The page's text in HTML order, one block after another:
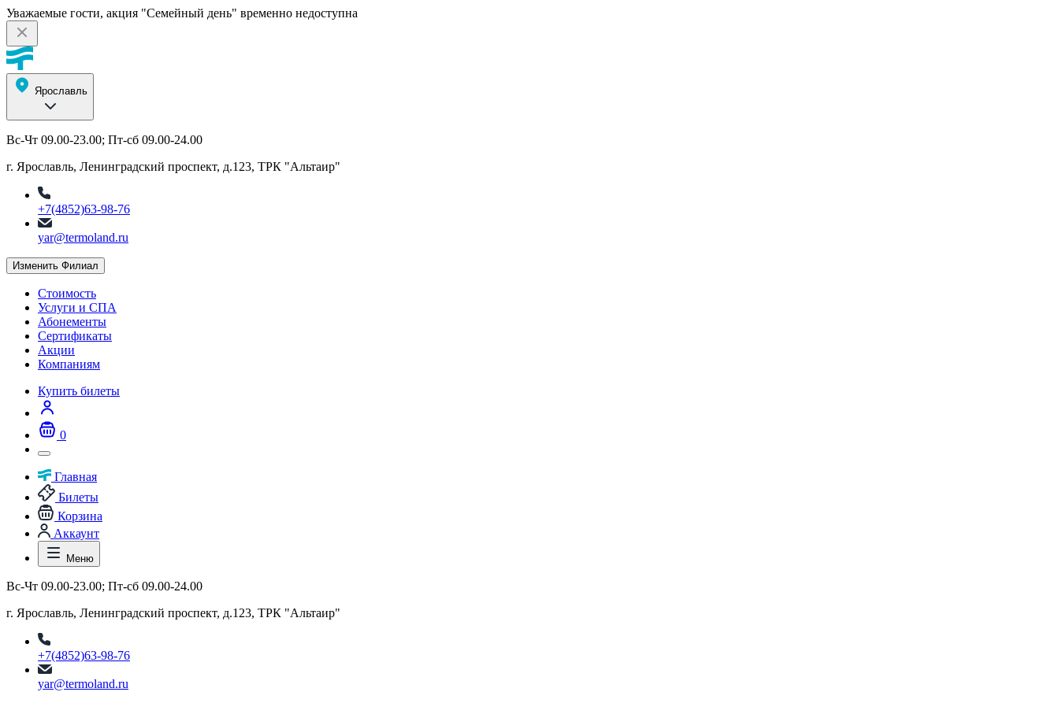
Уважаемые гости, акция "Семейный день" временно недоступна
Ярославль
Вс-Чт 09.00-23.00; Пт-сб 09.00-24.00
г. Ярославль, Ленинградский проспект, д.123, ТРК "Альтаир"
+7(4852)63-98-76
yar@termoland.ru
Изменить Филиал
Стоимость
Услуги и СПА
Абонементы
Сертификаты
Акции
Компаниям
Купить билеты
0
Главная
Билеты
Корзина
Аккаунт
Меню
Вс-Чт 09.00-23.00; Пт-сб 09.00-24.00
г. Ярославль, Ленинградский проспект, д.123, ТРК "Альтаир"
+7(4852)63-98-76
yar@termoland.ru